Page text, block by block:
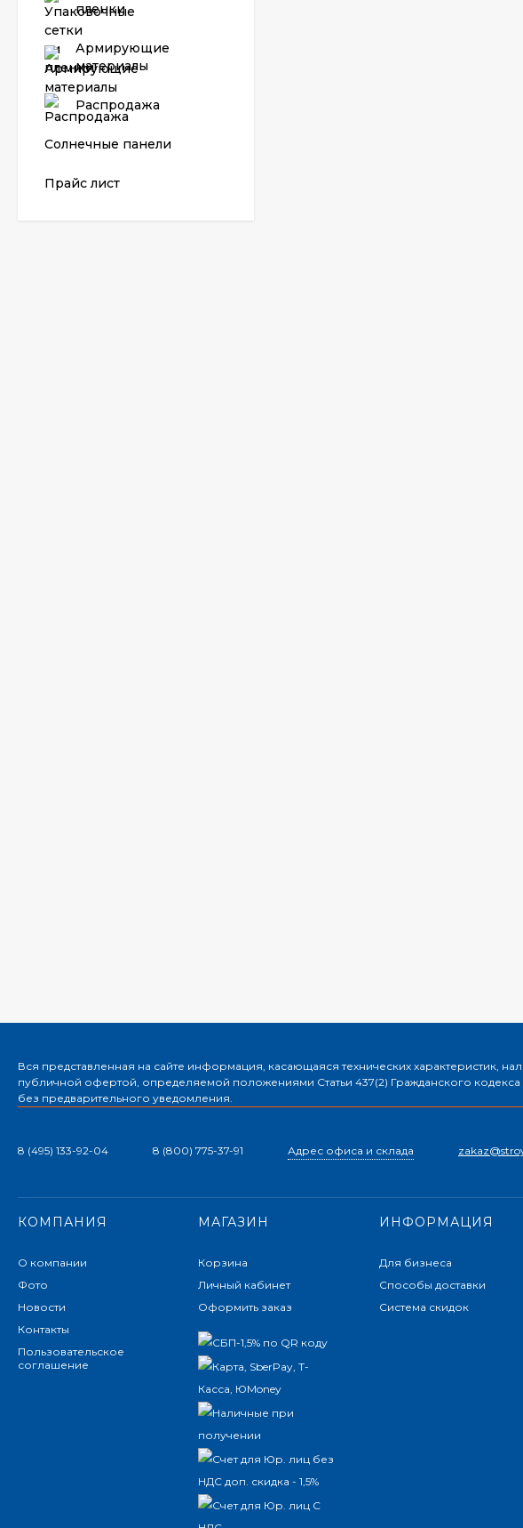
пленки
Армирующие
материалы
Распродажа
Солнечные панели
Прайс лист
Вся представленная на сайте информация, касающаяся технических характеристик,
публичной офертой, определяемой положениями Статьи 437(2) Гражданского
без предварительного уведомления.
8 (495) 133-92-04 8 (800) 775-37-91 Адрес офиса и склада
КОМПАНИЯ
О компании
Фото
Новости
Контакты
Пользовательское
соглашение
МАГАЗИН
Корзина
Личный кабинет
Оформить заказ
ИНФОРМАЦИЯ
Для бизнеса
Способы доставки
Система скидок